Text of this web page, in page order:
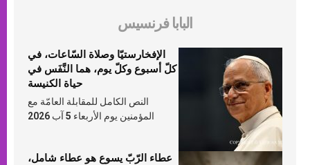
البابا فرنسيس
الإفخارستيّا وصلاة السّاعات، في
كلّ أسبوع وكلّ يوم، هما النَّفَس في
حياة الكنيسة
النص الكامل للمقابلة العامّة مع
المؤمنين يوم الأربعاء 5 آب 2026
عطاء الرّبّ يسوع هو عطاء شامل،